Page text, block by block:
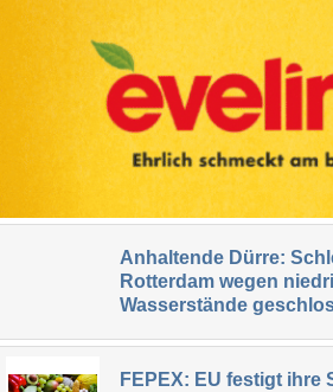
Anhaltende Dürre:
Rotterdam wegen
Wasserstände
FEPEX: EU festigt ihre